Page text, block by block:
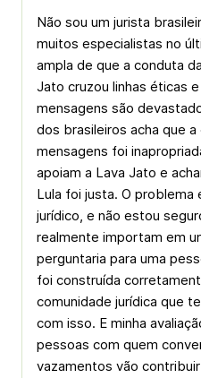
Não sou um jurista
muitos especialistas no
ampla de que a conduta
Jato cruzou linhas éticas
mensagens são
dos brasileiros acha que
mensagens foi
apoiam a Lava Jato e
Lula foi justa. O
jurídico, e não estou
realmente importam em
perguntaria para uma
foi construída
comunidade jurídica que
com isso. E minha
pessoas com quem
vazamentos vão